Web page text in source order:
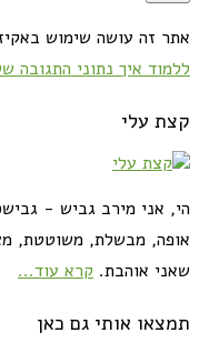
אתר זה עושה שימוש
ללמוד איך נתוני התגובה
קצת עלי
הי, אני מירב גביש -
אופה, מבשלת, משוטטת,
שאני אוהבת. קרא עוד...
תמצאו אותי גם כאן